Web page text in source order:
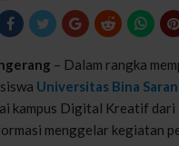
– Dalam rangka
Universitas Bina
kampus Digital Kreatif dari
menggelar kegiatan